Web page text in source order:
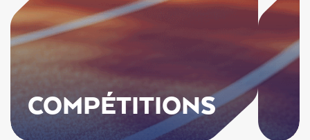
COMPÉTITIONS